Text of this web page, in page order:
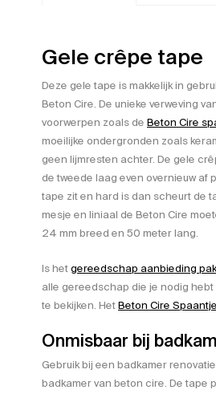
Gele crêpe tape
Deze gele tape is makkelijk in
Beton Cire. De unieke verweving
voorwerpen zoals de Beton Cire
moeilijke ondergronden zoals
geen lijmresten achter. De gele
de tweede laag even overnieuw af
tape zit en hard is dan scheurt de
mesje en liniaal de Beton Cire
24 mm breed en 50 meter lang.
Is hetgereedschap aanbieding
alle gereedschap die je nodig hebt
te bekijken. HetBeton Cire
Onmisbaar bij
Gebruik bij een badkamer
badkamer van beton cire. De tape